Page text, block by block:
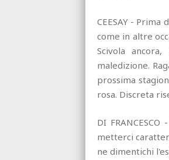
CEESAY -
come in altre
Scivola
maledizione.
prossima
rosa. Discreta
DI
metterci
ne dimentichi